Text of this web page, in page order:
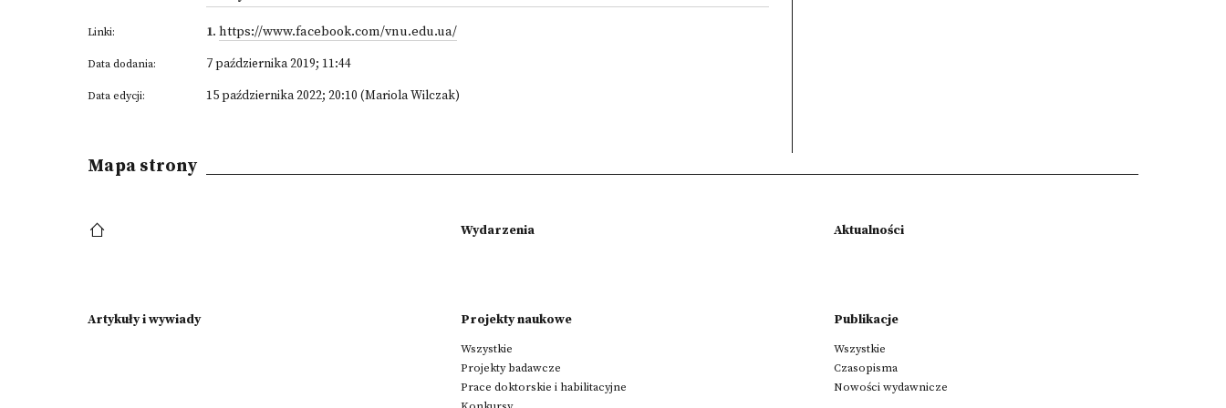
Linki: 1. https://www.facebook.com/vnu.edu.ua/
Data dodania: 7 października 2019; 11:44
Data edycji: 15 października 2022; 20:10 (Mariola Wilczak)
Mapa strony
Wydarzenia Aktualności
Artykuły i wywiady Projekty naukowe
Wszystkie
Projekty badawcze
Prace doktorskie i habilitacyjne
Publikacje
Wszystkie
Czasopisma
Nowości wydawnicze